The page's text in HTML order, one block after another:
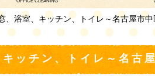
、浴室、キッチン、トイレ～名古屋市中
ッチン、トイレ～名古